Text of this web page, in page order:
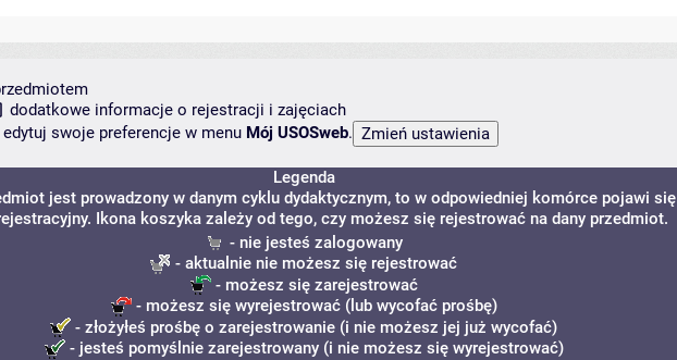
dodatkowe informacje o rejestracji i zajęciach
swoje preferencje w menu Mój USOSweb.
Legenda
jest prowadzony w danym cyklu dydaktycznym, to w odpowiedniej komórce pojawi się
Ikona koszyka zależy od tego, czy możesz się rejestrować na dany przedmiot.
- nie jesteś zalogowany
- aktualnie nie możesz się rejestrować
- możesz się zarejestrować
- możesz się wyrejestrować (lub wycofać prośbę)
- złożyłeś prośbę o zarejestrowanie (i nie możesz jej już wycofać)
- jesteś pomyślnie zarejestrowany (i nie możesz się wyrejestrować)